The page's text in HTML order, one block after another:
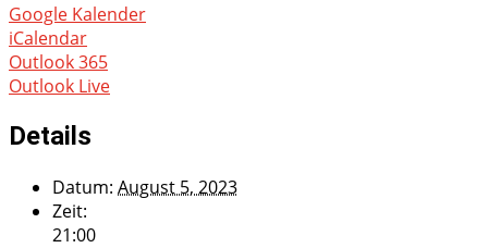
Google Kalender
iCalendar
Outlook 365
Outlook Live
Details
Datum: August 5, 2023
Zeit:
21:00